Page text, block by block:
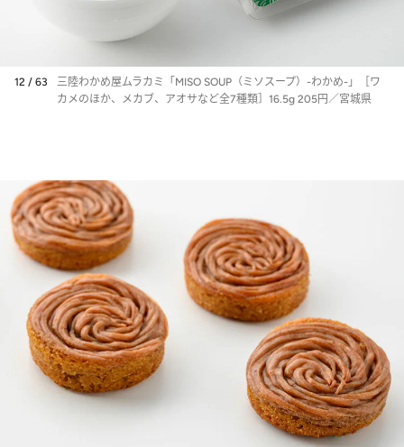
12 / 63
三陸わかめ屋ムラカミ「MISO SOUP（ミソスープ）-わかめ-」［ワ
カメのほか、メカブ、アオサなど全7種類］16.5g 205円／宮城県